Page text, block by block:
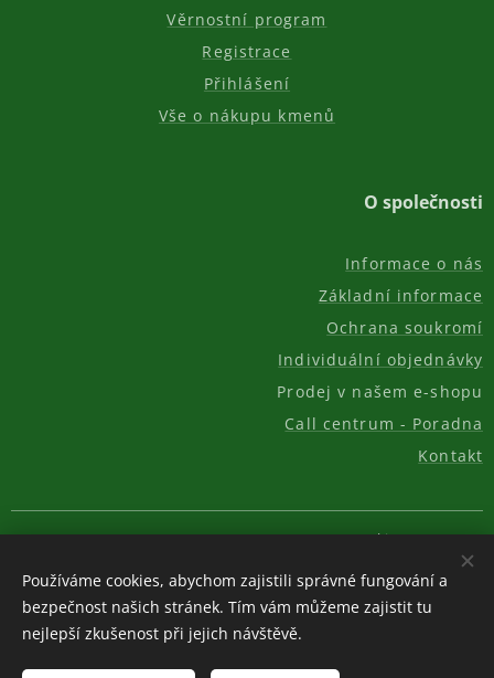
Věrnostní program
Registrace
Přihlášení
Vše o nákupu kmenů
O společnosti
Informace o nás
Základní informace
Ochrana soukromí
Individuální objednávky
Prodej v našem e-shopu
Call centrum - Poradna
Kontakt
© 2011-2026, AKC REAL GROUP s.r.o. Cookies
Měna
CZK Kč
EUR € USD $
Používáme cookies, abychom zajistili správné fungování a
bezpečnost našich stránek. Tím vám můžeme zajistit tu
nejlepší zkušenost při jejich návštěvě.